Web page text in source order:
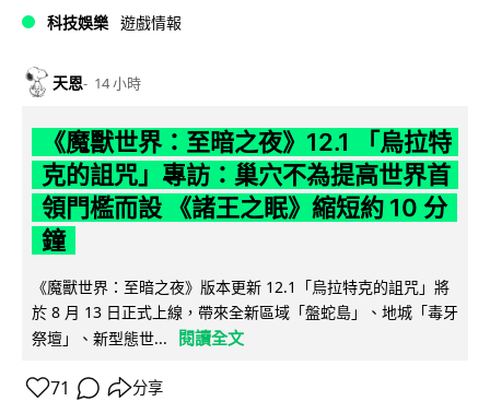
科技娛樂 遊戲情報
天恩 14 小時
《魔獸世界：至暗之夜》12.1 「烏拉特
克的詛咒」專訪：巢穴不為提高世界首
領門檻而設 《諸王之眠》縮短約 10 分
鐘
《魔獸世界：至暗之夜》版本更新 12.1「烏拉特克的詛咒」將
於 8 月 13 日正式上線，帶來全新區域「盤蛇島」、地城「毒牙
祭壇」、新型態世...
閱讀全文
71 分享